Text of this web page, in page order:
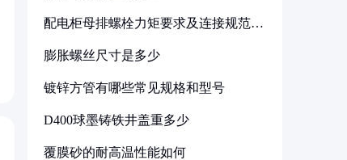
配电柜母排螺栓力矩要求及连接规范详
膨胀螺丝尺寸是多少
镀锌方管有哪些常见规格和型号
D400球墨铸铁井盖重多少
覆膜砂的耐高温性能如何